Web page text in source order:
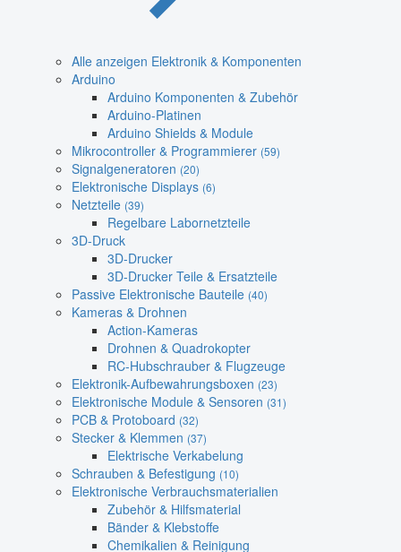
Alle anzeigen Elektronik & Komponenten
Arduino
Arduino Komponenten & Zubehör
Arduino-Platinen
Arduino Shields & Module
Mikrocontroller & Programmierer (59)
Signalgeneratoren (20)
Elektronische Displays (6)
Netzteile (39)
Regelbare Labornetzteile
3D-Druck
3D-Drucker
3D-Drucker Teile & Ersatzteile
Passive Elektronische Bauteile (40)
Kameras & Drohnen
Action-Kameras
Drohnen & Quadrokopter
RC-Hubschrauber & Flugzeuge
Elektronik-Aufbewahrungsboxen (23)
Elektronische Module & Sensoren (31)
PCB & Protoboard (32)
Stecker & Klemmen (37)
Elektrische Verkabelung
Schrauben & Befestigung (10)
Elektronische Verbrauchsmaterialien
Zubehör & Hilfsmaterial
Bänder & Klebstoffe
Chemikalien & Reinigung